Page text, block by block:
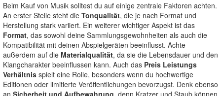
Beim Kauf von Musik solltest du auf einige zentrale Faktoren achten.
An erster Stelle steht die Tonqualität, die je nach Format und
Herstellung stark variiert. Ein weiterer wichtiger Aspekt ist das
Format, das sowohl deine Sammlungsgewohnheiten als auch die
Kompatibilität mit deinen Abspielgeräten beeinflusst. Achte
außerdem auf die Materialqualität, da sie die Lebensdauer und den
Klangcharakter beeinflussen kann. Auch das Preis Leistungs
Verhältnis spielt eine Rolle, besonders wenn du hochwertige
Editionen oder limitierte Veröffentlichungen bevorzugst. Denk ebenso
an Sicherheit und Aufbewahrung, denn Kratzer und Staub können